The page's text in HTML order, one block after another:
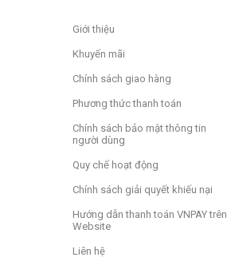
Giới thiệu
Khuyến mãi
Chính sách giao hàng
Phương thức thanh toán
Chính sách bảo mật thông tin
người dùng
Quy chế hoạt động
Chính sách giải quyết khiếu nại
Hướng dẫn thanh toán VNPAY trên
Website
Liên hệ